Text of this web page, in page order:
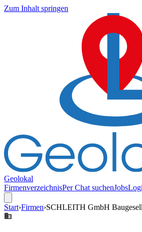
Zum Inhalt springen
Geolokal
FirmenverzeichnisPer Chat suchenJobs
Start›Firmen›SCHLEITH GmbH